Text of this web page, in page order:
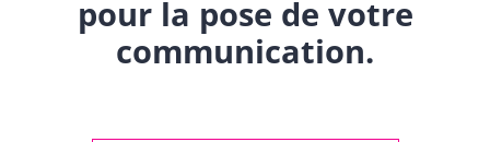
pour la pose de votre
communication.